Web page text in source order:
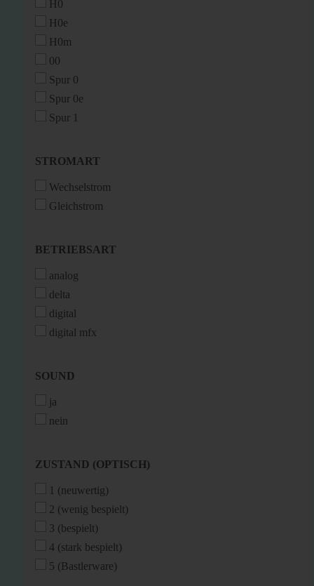
H0
H0e
H0m
00
Spur 0
Spur 0e
Spur 1
STROMART
STROMART
Wechselstrom
Gleichstrom
BETRIEBSART
BETRIEBSART
analog
delta
digital
digital mfx
SOUND
SOUND
ja
nein
ZUSTAND
ZUSTAND (OPTISCH)
1 (neuwertig)
2 (wenig bespielt)
3 (bespielt)
4 (stark bespielt)
5 (Bastlerware)